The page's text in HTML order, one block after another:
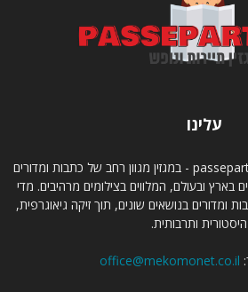
עלינו
מגזין תיירות בארץ ובחול passepartour - במגזין מגוון רחב של כתבות ומדורים
בארץ ובעולם, המלווים בצילומים מרהיבים. מדי
ומדורים בנושאים שונים, תוך זיקה גיאוגרפית,
היסטורית ותרבותית.
office@mekomonet.co.il